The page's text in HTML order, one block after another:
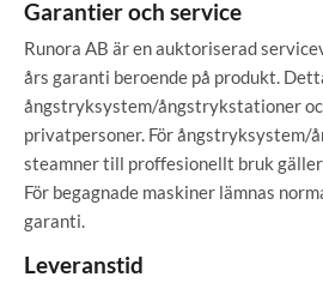
Garantier och service
Runora AB är en auktoriserad
års garanti beroende på produkt.
ångstryksystem/ångstrykstationer
privatpersoner. För ångstryksystem/
steamner till proffesionellt bruk
För begagnade maskiner lämnas
garanti.
Leveranstid